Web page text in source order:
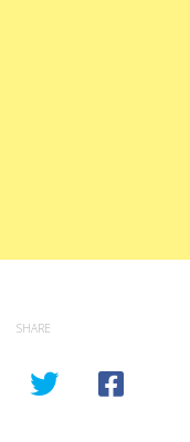
SHARE